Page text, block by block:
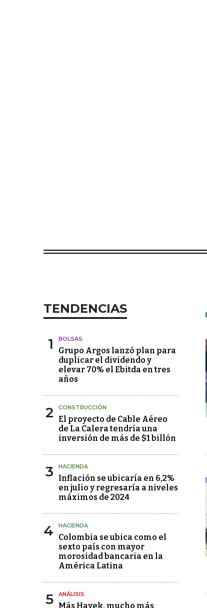
TENDENCIAS
1 BOLSAS
Grupo Argos lanzó plan para
duplicar el dividendo y
elevar 70% el Ebitda en tres
años
2 CONSTRUCCIÓN
El proyecto de Cable Aéreo
de La Calera tendría una
inversión de más de $1 billón
3 HACIENDA
Inflación se ubicaría en 6,2%
en julio y regresaría a niveles
máximos de 2024
4 HACIENDA
Colombia se ubica como el
sexto país con mayor
morosidad bancaria en la
América Latina
5 ANÁLISIS
Más Hayek, mucho más